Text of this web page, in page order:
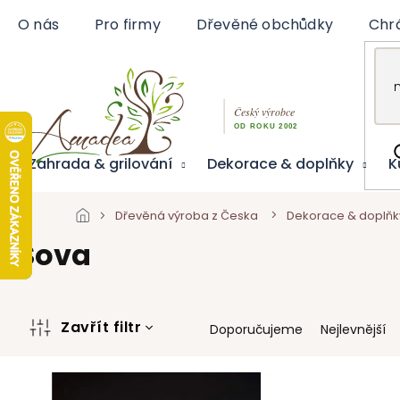
O nás Pro firmy Dřevěné obchůdky
Zahrada & grilování Dekorace & doplňky
Dřevěná výroba z Česka Dekorace &
Sova
Ř
a
e
Doporučujeme Nejlevnější
Zavřít filtr